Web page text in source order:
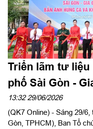
Triển lãm tư liệu
phố Sài Gòn -
tên Chủ tịch Hồ
13:32 29/06/2026
(QK7 Online) - Sáng 29/
Gòn, TPHCM), Ban Tổ